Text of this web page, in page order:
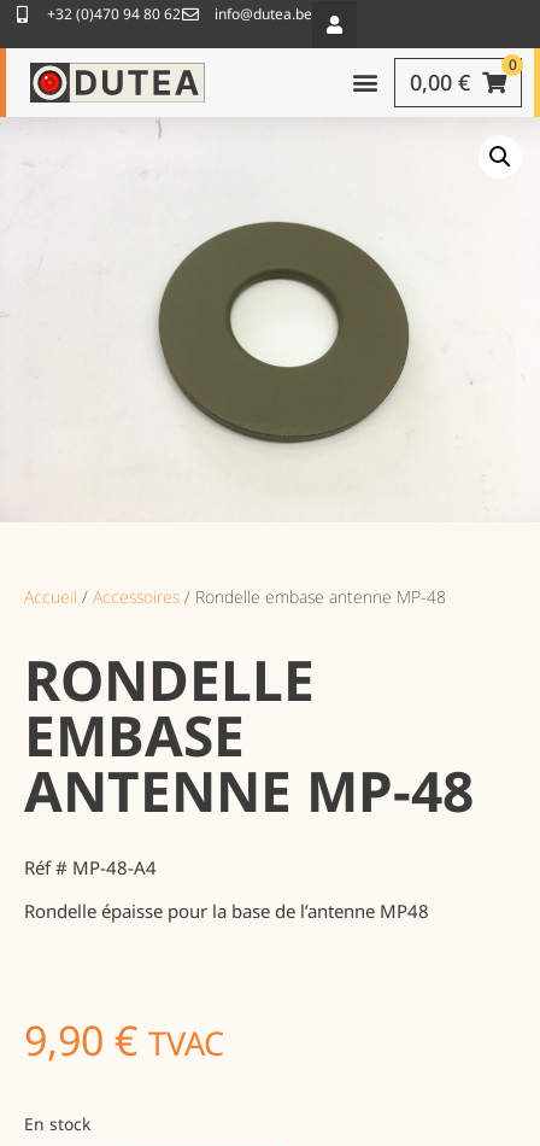
+32 (0)470 94 80 62 info@dutea.be
0
0,00 €
Accueil / Accessoires / Rondelle embase antenne MP-48
RONDELLE
EMBASE
ANTENNE MP-48
Réf # MP-48-A4
Rondelle épaisse pour la base de l’antenne MP48
9,90 € TVAC
En stock